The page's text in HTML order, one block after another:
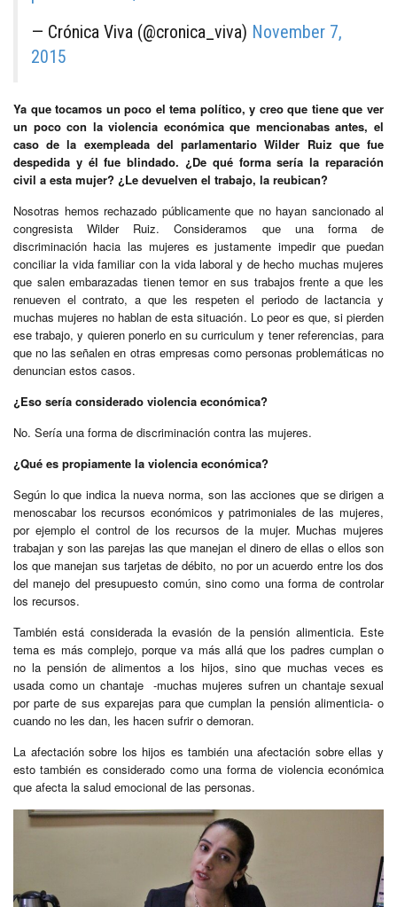
— Crónica Viva (@cronica_viva) November 7,
2015
Ya que tocamos un poco el tema político, y creo que tiene que ver
un poco con la violencia económica que mencionabas antes, el
caso de la exempleada del parlamentario Wilder Ruiz que fue
despedida y él fue blindado. ¿De qué forma sería la reparación
civil a esta mujer? ¿Le devuelven el trabajo, la reubican?
Nosotras hemos rechazado públicamente que no hayan sancionado al
congresista Wilder Ruiz. Consideramos que una forma de
discriminación hacia las mujeres es justamente impedir que puedan
conciliar la vida familiar con la vida laboral y de hecho muchas mujeres
que salen embarazadas tienen temor en sus trabajos frente a que les
renueven el contrato, a que les respeten el periodo de lactancia y
muchas mujeres no hablan de esta situación. Lo peor es que, si pierden
ese trabajo, y quieren ponerlo en su curriculum y tener referencias, para
que no las señalen en otras empresas como personas problemáticas no
denuncian estos casos.
¿Eso sería considerado violencia económica?
No. Sería una forma de discriminación contra las mujeres.
¿Qué es propiamente la violencia económica?
Según lo que indica la nueva norma, son las acciones que se dirigen a
menoscabar los recursos económicos y patrimoniales de las mujeres,
por ejemplo el control de los recursos de la mujer. Muchas mujeres
trabajan y son las parejas las que manejan el dinero de ellas o ellos son
los que manejan sus tarjetas de débito, no por un acuerdo entre los dos
del manejo del presupuesto común, sino como una forma de controlar
los recursos.
También está considerada la evasión de la pensión alimenticia. Este
tema es más complejo, porque va más allá que los padres cumplan o
no la pensión de alimentos a los hijos, sino que muchas veces es
usada como un chantaje -muchas mujeres sufren un chantaje sexual
por parte de sus exparejas para que cumplan la pensión alimenticia- o
cuando no les dan, les hacen sufrir o demoran.
La afectación sobre los hijos es también una afectación sobre ellas y
esto también es considerado como una forma de violencia económica
que afecta la salud emocional de las personas.